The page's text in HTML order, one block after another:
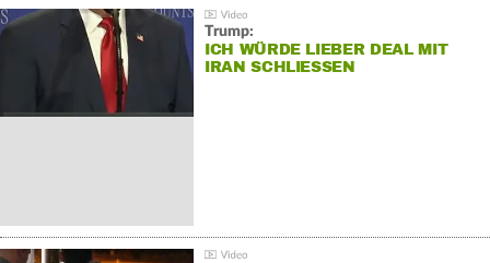
Trump:
ICH WÜRDE LIEBER DEAL MIT
IRAN SCHLIESSEN